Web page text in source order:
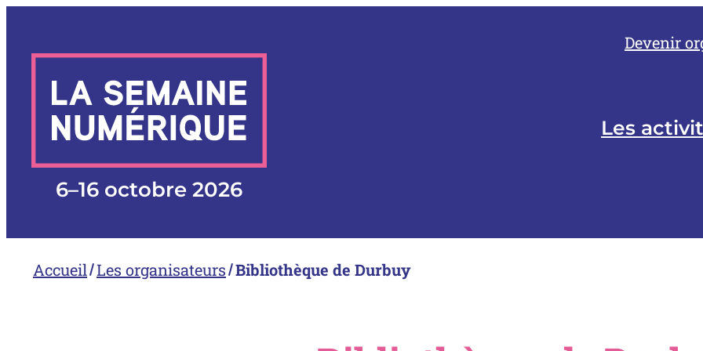
contenu
Devenir
6–16 octobre 2026
Les
Accueil Les organisateurs Bibliothèque de Durbuy